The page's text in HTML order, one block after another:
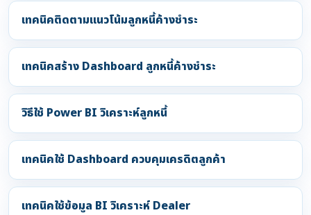
เทคนิคติดตามแนวโน้มลูกหนี้ค้างชำระ
เทคนิคสร้าง Dashboard ลูกหนี้ค้างชำระ
วิธีใช้ Power BI วิเคราะห์ลูกหนี้
เทคนิคใช้ Dashboard ควบคุมเครดิตลูกค้า
เทคนิคใช้ข้อมูล BI วิเคราะห์ Dealer